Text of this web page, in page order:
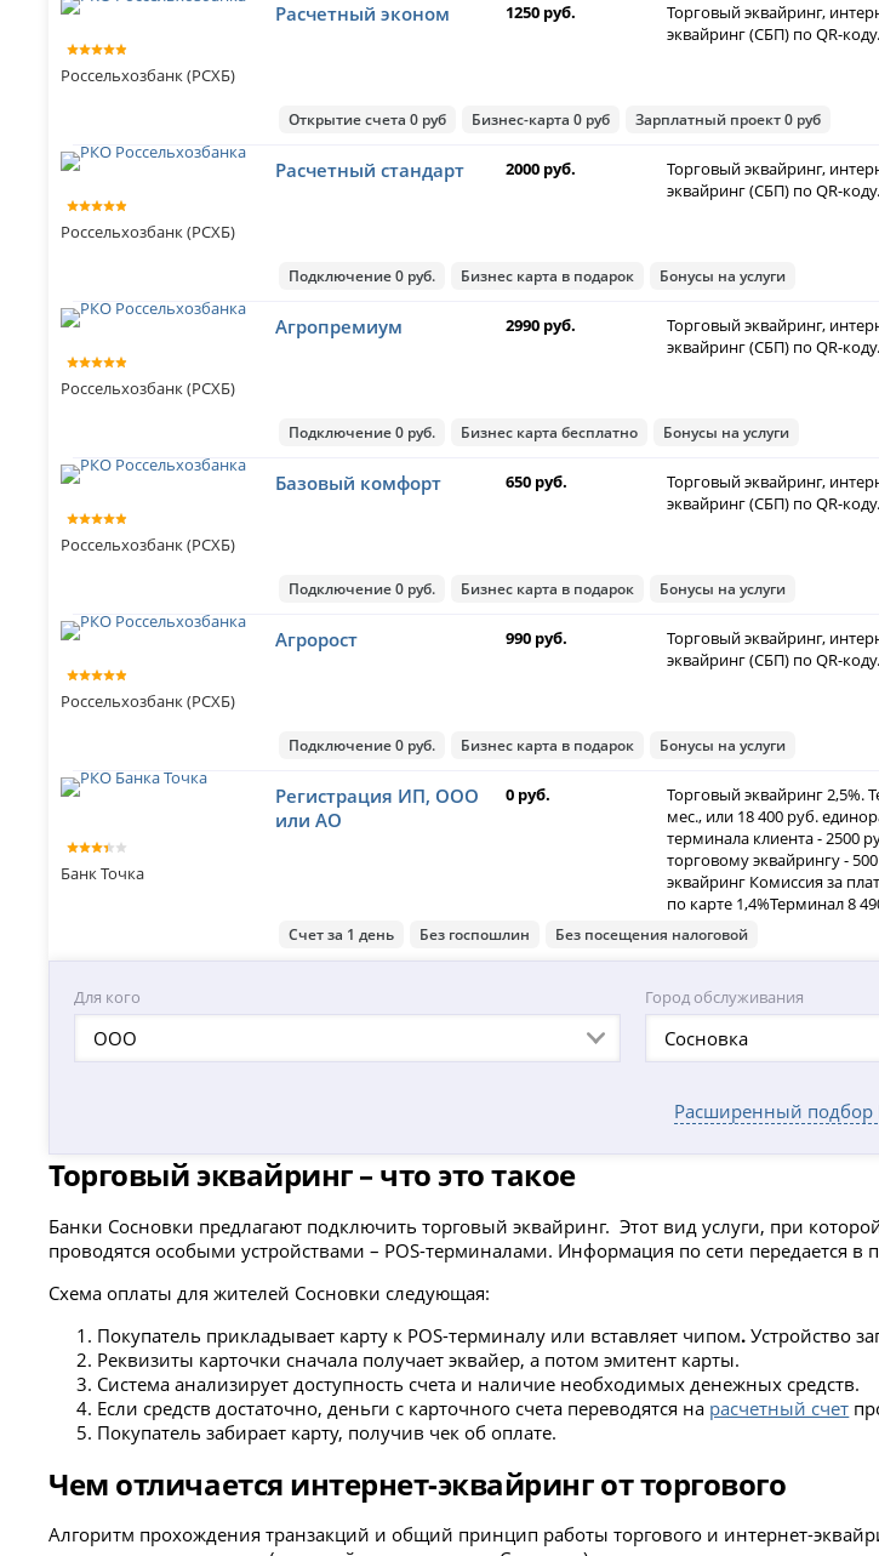
Россельхозбанк (РСХБ)
Расчетный эконом 1250 руб.
Торговый эквайринг,
эквайринг (СБП) по QR-коду.
Открытие счета 0 руб Бизнес-карта 0 руб Зарплатный проект 0 руб
Россельхозбанк (РСХБ)
Расчетный стандарт 2000 руб.
Торговый эквайринг,
эквайринг (СБП) по QR-коду.
Подключение 0 руб. Бизнес карта в подарок Бонусы на услуги
Россельхозбанк (РСХБ)
Агропремиум 2990 руб.
Торговый эквайринг,
эквайринг (СБП) по QR-коду.
Подключение 0 руб. Бизнес карта бесплатно Бонусы на услуги
Россельхозбанк (РСХБ)
Базовый комфорт 650 руб.
Торговый эквайринг,
эквайринг (СБП) по QR-коду.
Подключение 0 руб. Бизнес карта в подарок Бонусы на услуги
Россельхозбанк (РСХБ)
Агророст 990 руб.
Торговый эквайринг,
эквайринг (СБП) по QR-коду.
Подключение 0 руб. Бизнес карта в подарок Бонусы на услуги
Банк Точка
Регистрация ИП, ООО
или АО
0 руб.
Торговый эквайринг 2,5%.
мес., или 18 400 руб.
терминала клиента - 2500
торговому эквайрингу -
эквайринг Комиссия за
по карте 1,4%Терминал 8
Счет за 1 день Без госпошлин Без посещения налоговой
Для кого
ООО
Город обслуживания
Расширенный подбор
Торговый эквайринг – что это такое
Банки Сосновки предлагают подключить торговый эквайринг. Этот вид услуги, при
проводятся особыми устройствами – POS-терминалами. Информация по сети передается в
Схема оплаты для жителей Сосновки следующая:
Покупатель прикладывает карту к POS-терминалу или вставляет чипом.Устройство
Реквизиты карточки сначала получает эквайер, а потом эмитент карты.
Система анализирует доступность счета и наличие необходимых денежных средств.
Если средств достаточно, деньги с карточного счета переводятся на расчетный счет
Покупатель забирает карту, получив чек об оплате.
Чем отличается интернет-эквайринг от торгового
Алгоритм прохождения транзакций и общий принцип работы торгового и интернет-